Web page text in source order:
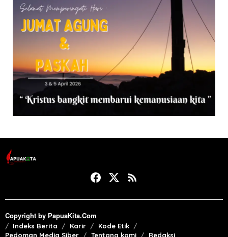
Copyright by PapuaKita.Com
Indeks Berita Karir
Kode Etik
Pedoman Media Siber
Tentang kami Redaksi